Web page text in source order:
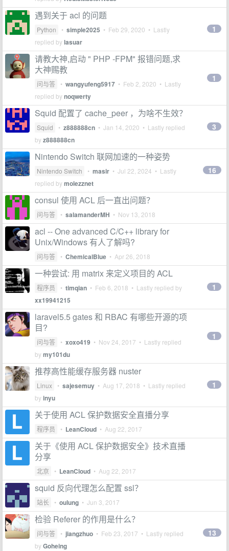
遇到关于 acl 的问题
Python • simple2025 • Feb 29, 2020 • Lastly
replied bylasuar
1
请教大神,启动 " PHP -FPM" 报错问题,求
大神赐教
问与答 • wangyufeng5917 • Feb 2, 2020 • Lastly
replied bynoqwerty
1
Squid 配置了 cache_peer ，为啥不生效？
Squid • z888888cn • Jan 14, 2020 • Lastly replied
byz888888cn
3
Nintendo Switch 联网加速的一种姿势
Nintendo Switch • masir • Jul 22, 2024 • Lastly
replied bymolezznet
16
consul 使用 ACL 后一直出问题？
问与答 • salamanderMH • Nov 13, 2018
acl -- One advanced C/C++ library for
Unix/Windows 有人了解吗?
问与答 • ChemicalBlue • Apr 26, 2018
一种尝试: 用 matrix 来定义项目的 ACL
程序员 • timqian • Feb 6, 2018 • Lastly replied by
xx19941215
1
laravel5.5 gates 和 RBAC 有哪些开源的项
目?
问与答 • xoxo419 • Nov 24, 2017 • Lastly replied
bymy101du
1
推荐高性能缓存服务器 nuster
Linux • sajesemuy • Aug 17, 2018 • Lastly replied
byinyu
1
关于使用 ACL 保护数据安全直播分享
程序员 • LeanCloud • Aug 22, 2017
关于《使用 ACL 保护数据安全》技术直播
分享
北京 • LeanCloud • Aug 22, 2017
squid 反向代理怎么配置 ssl？
站长 • oulung • Jun 3, 2017
检验 Referer 的作用是什么？
问与答 • jiangzhuo • Feb 23, 2017 • Lastly replied
byGoheing
13